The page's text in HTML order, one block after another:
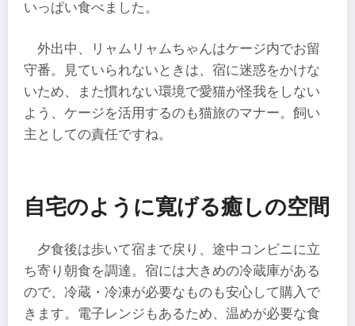
いっぱい食べました。
外出中、リャムリャムちゃんはケージ内でお留
守番。見ていられないときは、宿に迷惑をかけな
いため、また慣れない環境で愛猫が怪我をしない
よう、ケージを活用するのも猫旅のマナー。飼い
主としての責任ですね。
自宅のように寛げる癒しの空間
夕食後は歩いて宿まで戻り、途中コンビニに立
ち寄り朝食を調達。宿には大きめの冷蔵庫がある
ので、冷蔵・冷凍が必要なものも安心して購入で
きます。電子レンジもあるため、温めが必要な食